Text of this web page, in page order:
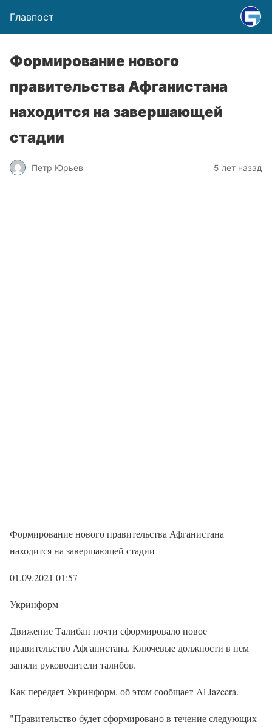
Главпост
Формирование нового
правительства Афганистана
находится на завершающей
стадии
Петр Юрьев 5 лет назад
Формирование нового правительства Афганистана
находится на завершающей стадии
01.09.2021 01:57
Укринформ
Движение Талибан почти сформировало новое
правительство Афганистана. Ключевые должности в нем
заняли руководители талибов.
Как передает Укринформ, об этом сообщает Al Jazeera.
"Правительство будет сформировано в течение следующих